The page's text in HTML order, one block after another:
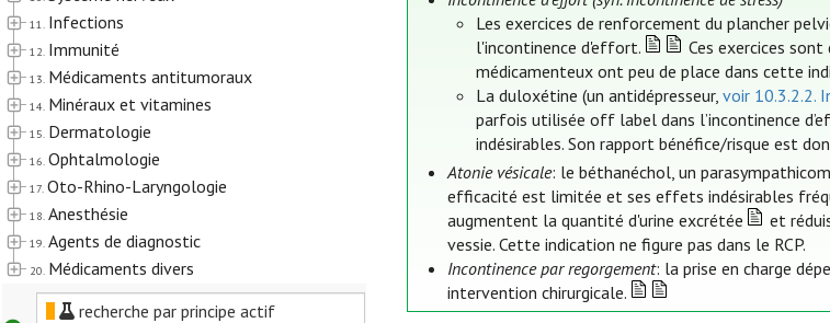
11. Infections
12. Immunité
13. Médicaments antitumoraux
14. Minéraux et vitamines
15. Dermatologie
16. Ophtalmologie
17. Oto-Rhino-Laryngologie
18. Anesthésie
19. Agents de diagnostic
20. Médicaments divers
recherche par principe actif
Les exercices de renforcement du plancher
l'incontinence d'effort.
Ces exercices
médicamenteux ont peu de place dans cette
La duloxétine (un antidépresseur,voir 10.3.2.2.
parfois utilisée off label dans l’incontinence
indésirables. Son rapport bénéfice/risque est
Atonie vésicale: le béthanéchol, un
efficacité est limitée et ses effets indésirables
augmentent la quantité d'urine excrétée
et
vessie. Cette indication ne figure pas dans le RCP.
Incontinence par regorgement: la prise en charge
intervention chirurgicale.